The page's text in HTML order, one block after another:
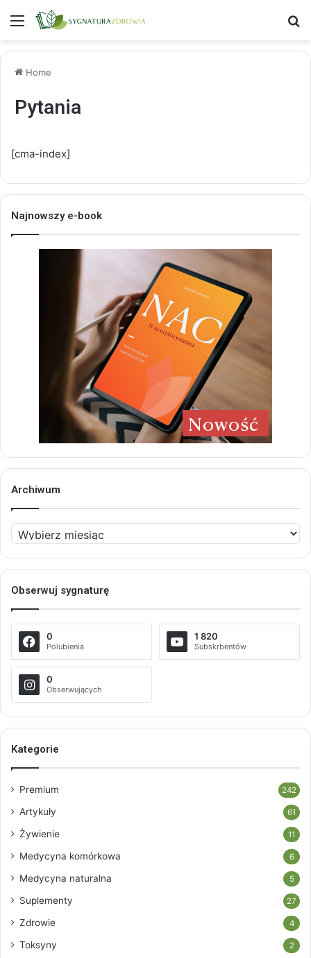
Menu
Home
Pytania
[cma-index]
Najnowszy e-book
Archiwum
Archiwum
Obserwuj sygnaturę
0
Polubienia
1 820
Subskrbentów
0
Obserwujących
Kategorie
Premium 242
Artykuły 61
Żywienie 11
Medycyna komórkowa 6
Medycyna naturalna 5
Suplementy 27
Zdrowie 4
Toksyny 2